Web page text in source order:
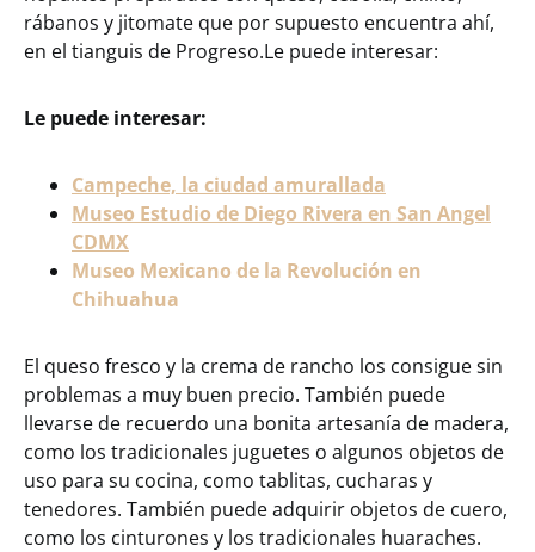
rábanos y jitomate que por supuesto encuentra ahí,
en el tianguis de Progreso.Le puede interesar:
Le puede interesar:
Campeche, la ciudad amurallada
Museo Estudio de Diego Rivera en San Angel
CDMX
Museo Mexicano de la Revolución en
Chihuahua
El queso fresco y la crema de rancho los consigue sin
problemas a muy buen precio. También puede
llevarse de recuerdo una bonita artesanía de madera,
como los tradicionales juguetes o algunos objetos de
uso para su cocina, como tablitas, cucharas y
tenedores. También puede adquirir objetos de cuero,
como los cinturones y los tradicionales huaraches.